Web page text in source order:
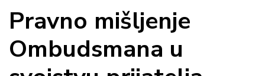
Pravno mišljenje
Ombudsmana u